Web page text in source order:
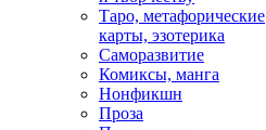
Таро, метафорические
карты, эзотерика
Саморазвитие
Комиксы, манга
Нонфикшн
Проза